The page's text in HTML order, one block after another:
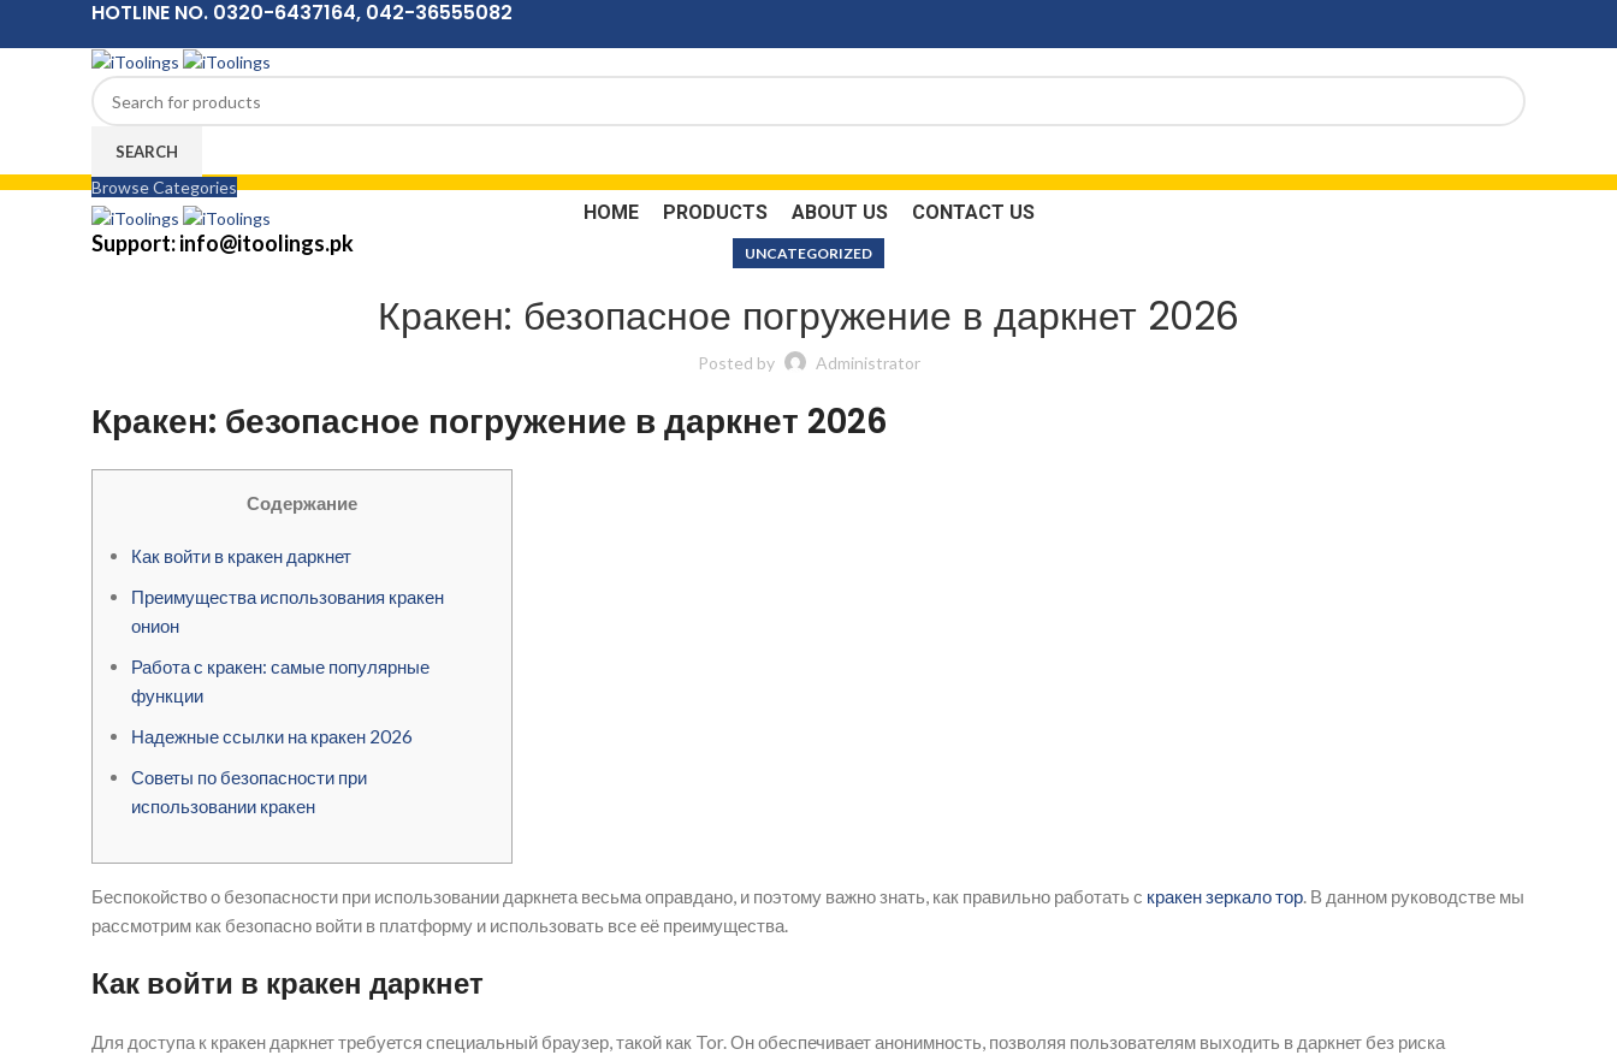
HOTLINE NO. 0320-6437164, 042-36555082
SEARCH
Menu
Browse Categories
HOME PRODUCTS ABOUT US CONTACT US
Support: info@itoolings.pk UNCATEGORIZED
Кракен: безопасное погружение в даркнет 2026
Posted by Administrator
Кракен: безопасное погружение в даркнет 2026
Содержание
Как войти в кракен даркнет
Преимущества использования кракен
онион
Работа с кракен: самые популярные
функции
Надежные ссылки на кракен 2026
Советы по безопасности при
использовании кракен
Беспокойство о безопасности при использовании даркнета весьма оправдано, и поэтому важно знать, как правильно работать с кракен зеркало тор. В данном руководстве мы
рассмотрим как безопасно войти в платформу и использовать все её преимущества.
Как войти в кракен даркнет
Для доступа к кракен даркнет требуется специальный браузер, такой как Tor. Он обеспечивает анонимность, позволяя пользователям выходить в даркнет без риска